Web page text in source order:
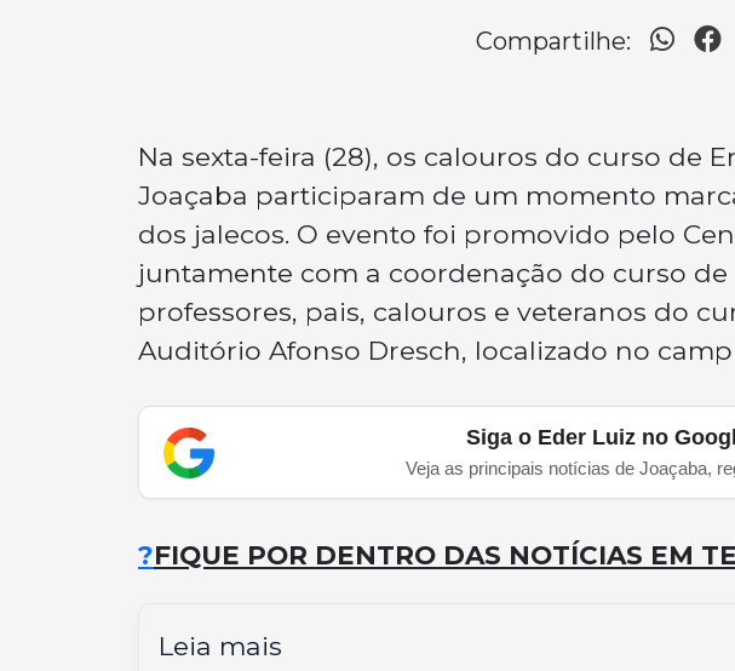
Compartilhe:
Na sexta-feira (28), os calouros do curso de
Joaçaba participaram de um momento
dos jalecos. O evento foi promovido pelo
juntamente com a coordenação do curso
professores, pais, calouros e veteranos do
Auditório Afonso Dresch, localizado no
Siga o Eder Luiz no
Veja as principais notícias de Joaçaba,
?FIQUE POR DENTRO DAS NOTÍCIAS EM
Leia mais